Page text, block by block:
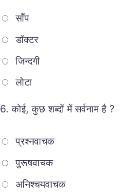
सॉंप
डॉक्टर
जिन्दगी
लोटा
6.कोई, कुछ शब्दों में सर्वनाम है ?
प्रश्नवाचक
पुरूषवाचक
अनिश्चयवाचक